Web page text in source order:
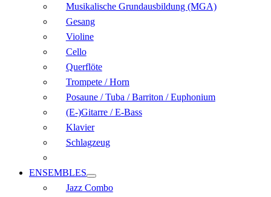
Musikalische Grundausbildung (MGA)
Gesang
Violine
Cello
Querflöte
Trompete / Horn
Posaune / Tuba / Barriton / Euphonium
(E-)Gitarre / E-Bass
Klavier
Schlagzeug
ENSEMBLES
Jazz Combo